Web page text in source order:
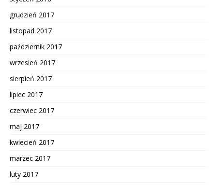
grudzień 2017
listopad 2017
październik 2017
wrzesień 2017
sierpień 2017
lipiec 2017
czerwiec 2017
maj 2017
kwiecień 2017
marzec 2017
luty 2017